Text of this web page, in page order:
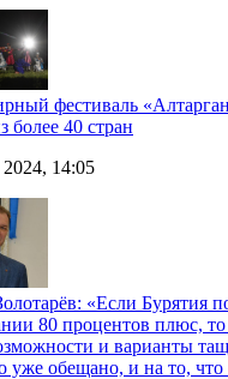
фестиваль
более 40 стран
2024, 14:05
«Если Бурятия
80 процентов плюс,
и варианты
уже обещано, и на то, что